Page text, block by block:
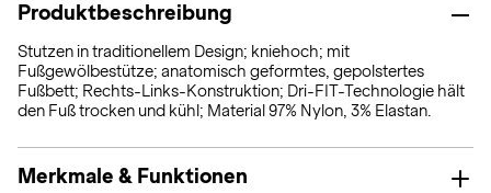
Produktbeschreibung
Stutzen in traditionellem Design; kniehoch; mit
Fußgewölbestütze; anatomisch geformtes, gepolstertes
Fußbett; Rechts-Links-Konstruktion; Dri-FIT-Technologie hält
den Fuß trocken und kühl; Material 97% Nylon, 3% Elastan.
Merkmale & Funktionen